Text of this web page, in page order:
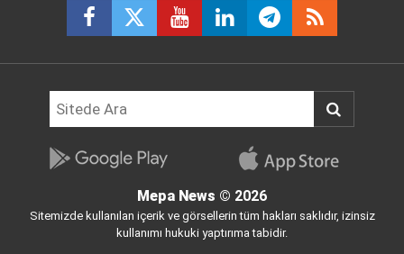
Mepa News © 2026
Sitemizde kullanılan içerik ve görsellerin tüm hakları saklıdır, izinsiz
kullanımı hukuki yaptırıma tabidir.